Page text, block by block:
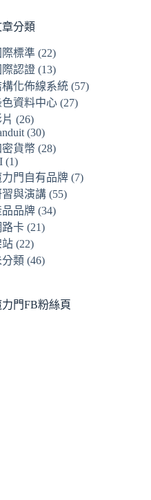
分類
際標準 (22)
際認證 (13)
構化佈線系統 (57)
色資料中心 (27)
(26)
(30)
密貨幣 (28)
(1)
力門自有品牌 (7)
習與演講 (55)
品品牌 (34)
路卡 (21)
站 (22)
類 (46)
門FB粉絲頁